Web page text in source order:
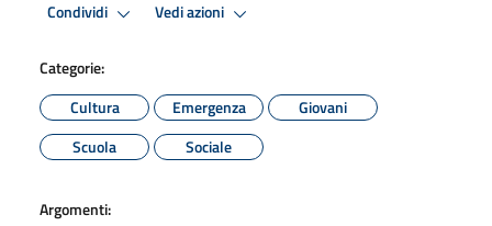
Condividi Vedi azioni
Categorie:
Cultura
Emergenza
Giovani
Scuola
Sociale
Argomenti: